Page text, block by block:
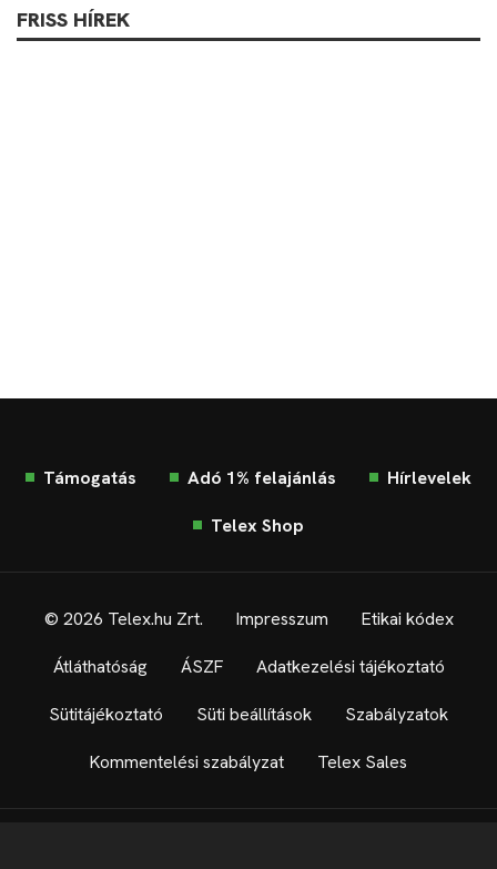
FRISS HÍREK
Támogatás Adó 1% felajánlás Hírlevelek
Telex Shop
© 2026 Telex.hu Zrt. Impresszum Etikai kódex
Átláthatóság ÁSZF Adatkezelési tájékoztató
Sütitájékoztató Süti beállítások Szabályzatok
Kommentelési szabályzat Telex Sales